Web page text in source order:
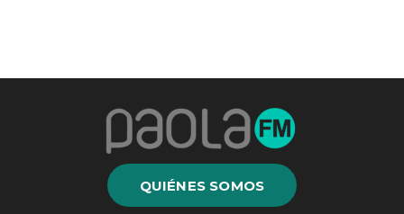
QUIÉNES SOMOS